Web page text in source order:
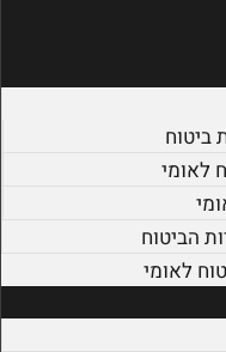
ביטוח
לאומי
הביטוח
לאומי